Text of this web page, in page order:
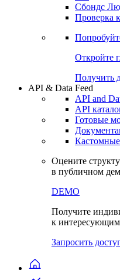
Виджеты
Чат
Сбондс
Проверка
Откройте
Получить
API & Data Feed
API and
API
Кастомные
Оцените
в публичном
DEMO
Получите